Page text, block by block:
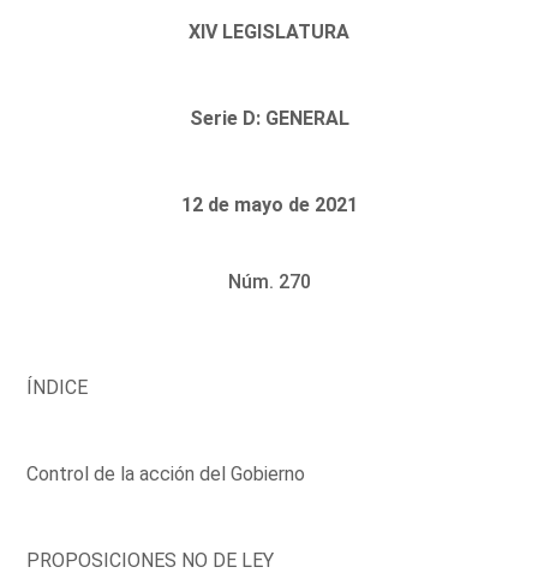
XIV LEGISLATURA
Serie D: GENERAL
12 de mayo de 2021
Núm. 270
ÍNDICE
Control de la acción del Gobierno
PROPOSICIONES NO DE LEY